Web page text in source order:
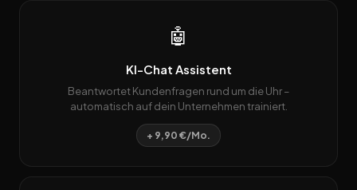
🤖
KI-Chat Assistent
Beantwortet Kundenfragen rund um die Uhr –
automatisch auf dein Unternehmen trainiert.
+ 9,90 €/Mo.